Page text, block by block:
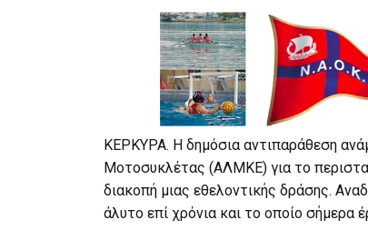
ΚΕΡΚΥΡΑ. Η δημόσια αντιπαράθεση
Μοτοσυκλέτας (ΑΛΜΚΕ) για το
διακοπή μιας εθελοντικής δράσης.
άλυτο επί χρόνια και το οποίο σήμερα